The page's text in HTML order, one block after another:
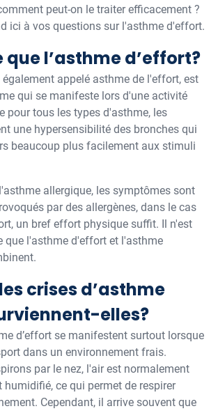
peut-on le traiter efficacement ?
ici à vos questions sur l'asthme d'effort.
que l’asthme d’effort?
appelé asthme de l'effort, est
qui se manifeste lors d'une activité
pour tous les types d'asthme, les
une hypersensibilité des bronches qui
beaucoup plus facilement aux stimuli
allergique, les symptômes sont
par des allergènes, dans le cas
un bref effort physique suffit. Il n'est
que l'asthme d'effort et l'asthme
crises d’asthme
elles?
d’effort se manifestent surtout lorsque
dans un environnement frais.
par le nez, l'air est normalement
ce qui permet de respirer
Cependant, il arrive souvent que